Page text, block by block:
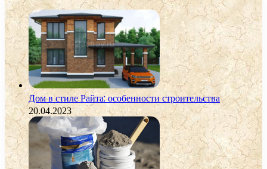
Дом в стиле Райта: особенности строительства
20.04.2023